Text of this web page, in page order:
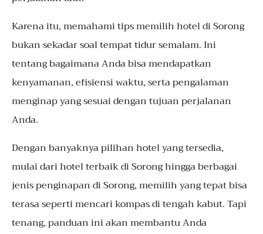
Karena itu, memahami tips memilih hotel di Sorong
bukan sekadar soal tempat tidur semalam. Ini
tentang bagaimana Anda bisa mendapatkan
kenyamanan, efisiensi waktu, serta pengalaman
menginap yang sesuai dengan tujuan perjalanan
Anda.
Dengan banyaknya pilihan hotel yang tersedia,
mulai dari hotel terbaik di Sorong hingga berbagai
jenis penginapan di Sorong, memilih yang tepat bisa
terasa seperti mencari kompas di tengah kabut. Tapi
tenang, panduan ini akan membantu Anda